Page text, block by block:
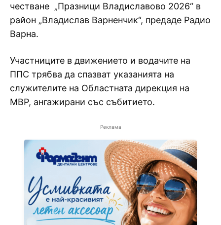
честване „Празници Владиславово 2026“ в
район „Владислав Варненчик“, предаде Радио
Варна.
Участниците в движението и водачите на
ППС трябва да спазват указанията на
служителите на Областната дирекция на
МВР, ангажирани със събитието.
Реклама